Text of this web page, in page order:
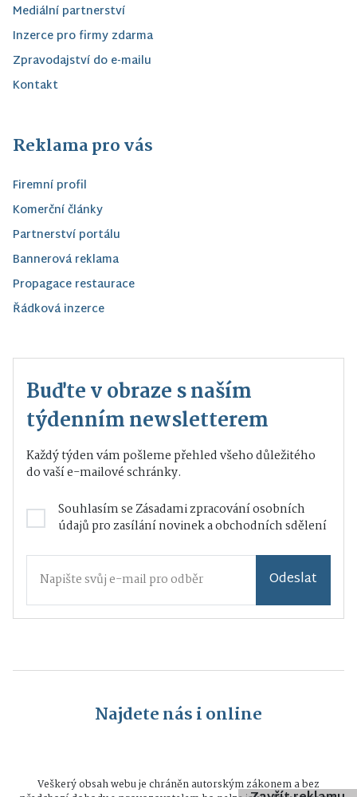
Mediální partnerství
Inzerce pro firmy zdarma
Zpravodajství do e-mailu
Kontakt
Reklama pro vás
Firemní profil
Komerční články
Partnerství portálu
Bannerová reklama
Propagace restaurace
Řádková inzerce
Buďte v obraze s naším
týdenním newsletterem
Každý týden vám pošleme přehled všeho důležitého
do vaší e-mailové schránky.
Souhlasím seZásadami zpracování osobních
údajůpro zasílání novinek a obchodních sdělení
Odeslat
Najdete nás i online
Veškerý obsah webu je chráněn autorským zákonem a bez